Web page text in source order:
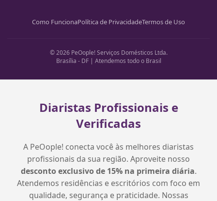
Como FuncionaPolítica de PrivacidadeTermos de Uso
© 2026 PeOople! Serviços Domésticos Ltda.
Brasília - DF | Atendemos todo o Brasil
Diaristas Profissionais e
Verificadas
A PeOople! conecta você às melhores diaristas
profissionais da sua região. Aproveite nosso
desconto exclusivo de 15% na primeira diária.
Atendemos residências e escritórios com foco em
qualidade, segurança e praticidade. Nossas